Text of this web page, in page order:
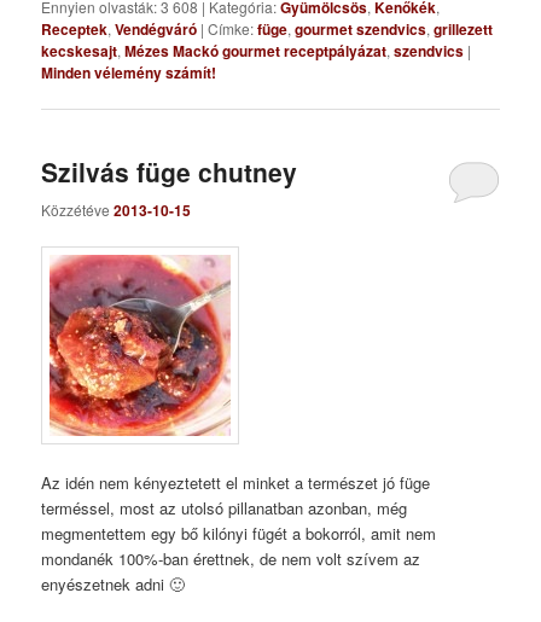
Ennyien olvasták: 3 608 | Kategória:Gyümölcsös,Kenőkék,
Receptek,Vendégváró |Címke:füge,gourmet szendvics,grillezett
kecskesajt,Mézes Mackó gourmet receptpályázat,szendvics |
Minden vélemény számít!
Szilvás füge chutney
Közzétéve2013-10-15
Az idén nem kényeztetett el minket a természet jó füge
terméssel, most az utolsó pillanatban azonban, még
megmentettem egy bő kilónyi fügét a bokorról, amit nem
mondanék 100%-ban érettnek, de nem volt szívem az
enyészetnek adni 🙂